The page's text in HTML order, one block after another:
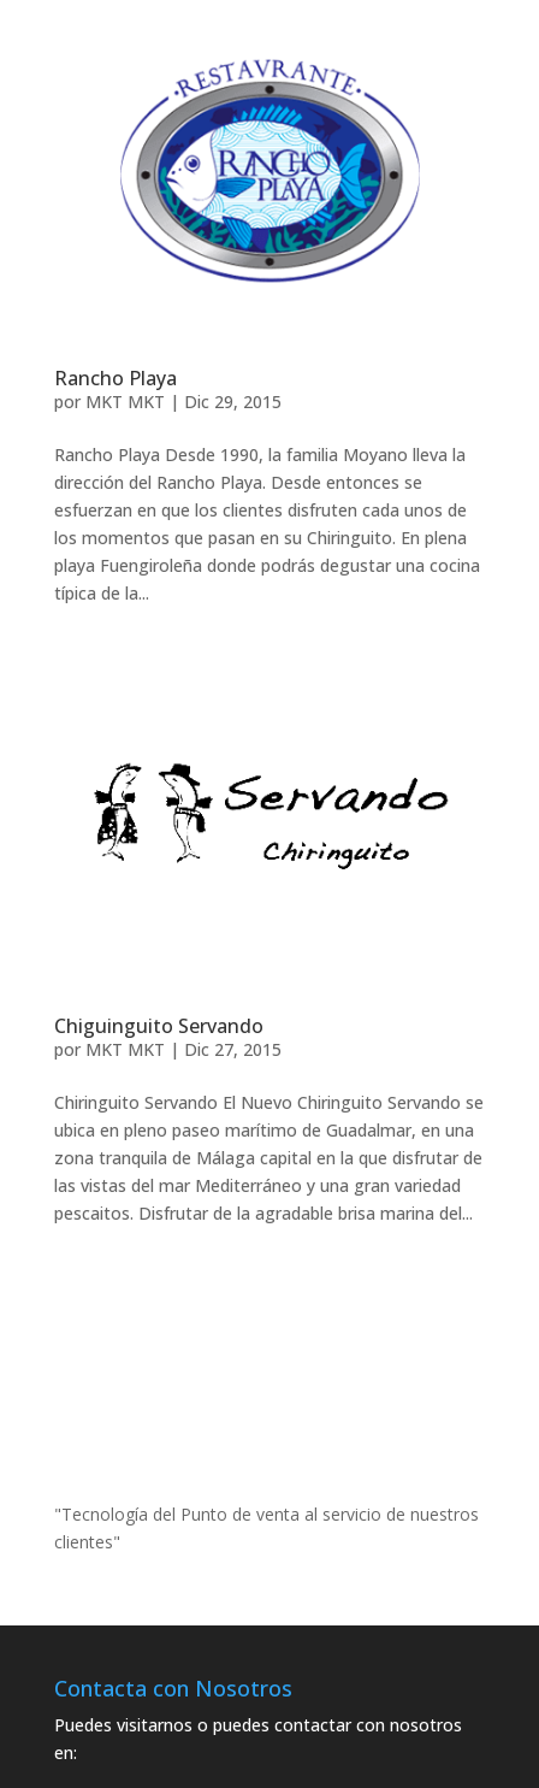
Rancho Playa
por MKT MKT | Dic 29, 2015
Rancho Playa Desde 1990, la familia Moyano lleva la
dirección del Rancho Playa. Desde entonces se
esfuerzan en que los clientes disfruten cada unos de
los momentos que pasan en su Chiringuito. En plena
playa Fuengiroleña donde podrás degustar una cocina
típica de la...
Chiguinguito Servando
por MKT MKT | Dic 27, 2015
Chiringuito Servando El Nuevo Chiringuito Servando se
ubica en pleno paseo marítimo de Guadalmar, en una
zona tranquila de Málaga capital en la que disfrutar de
las vistas del mar Mediterráneo y una gran variedad
pescaitos. Disfrutar de la agradable brisa marina del...
"Tecnología del Punto de venta al servicio de nuestros
clientes"
Contacta con Nosotros
Puedes visitarnos o puedes contactar con nosotros
en: